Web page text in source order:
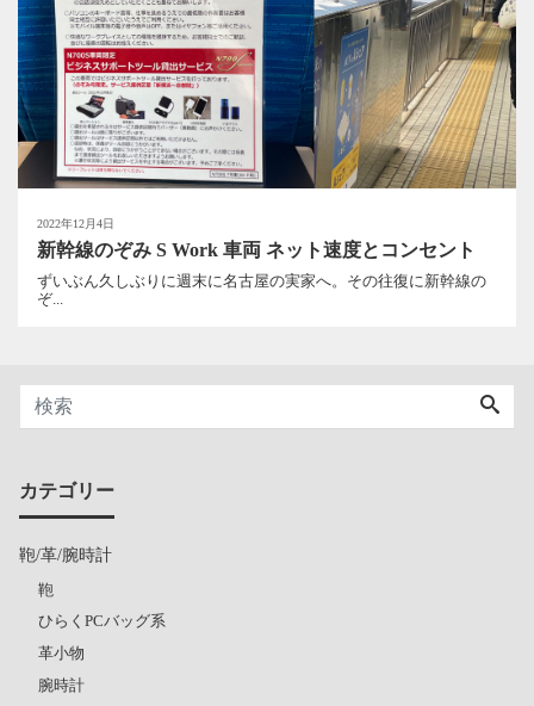
2022年12月4日
新幹線のぞみ S Work 車両 ネット速度とコンセント
ずいぶん久しぶりに週末に名古屋の実家へ。その往復に新幹線の
ぞ...
カテゴリー
鞄/革/腕時計
鞄
ひらくPCバッグ系
革小物
腕時計